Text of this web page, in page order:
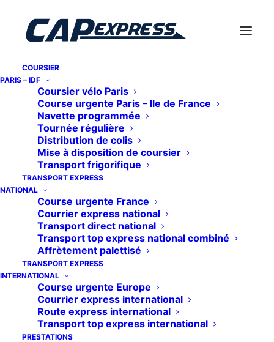
COURSIER
PARIS – IDF
Coursier vélo Paris
Course urgente Paris – Ile de France
Navette programmée
Tournée régulière
Distribution de colis
Mise à disposition de coursier
Transport frigorifique
TRANSPORT EXPRESS
NATIONAL
Course urgente France
Courrier express national
Transport direct national
Transport top express national combiné
Affrètement palettisé
TRANSPORT EXPRESS
INTERNATIONAL
Course urgente Europe
Courrier express international
Route express international
Transport top express international
PRESTATIONS
À propos de CAP
Express
Accueil
Informations clients
À propos de CAP Express